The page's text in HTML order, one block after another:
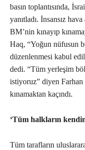
basın toplantısında,
yanıtladı. İnsansız
BM’nin kınayıp
Haq, “Yoğun nüfusun
düzenlenmesi kabul
dedi. “Tüm yerleşim
istiyoruz” diyen Farhan
kınamaktan kaçındı.
‘Tüm halkların
Tüm tarafların